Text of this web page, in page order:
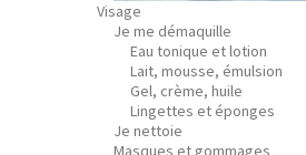
Visage
Je me démaquille
Eau tonique et lotion
Lait, mousse, émulsion
Gel, crème, huile
Lingettes et éponges
Je nettoie
Masques et gommages